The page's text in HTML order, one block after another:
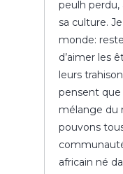
peulh perdu,
sa culture.
monde:
d’aimer les
leurs
pensent que
mélange du
pouvons
africain né